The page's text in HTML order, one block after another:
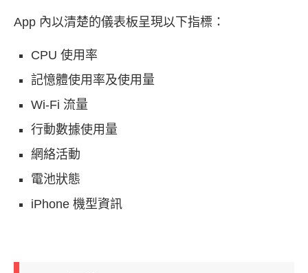
App 內以清楚的儀表板呈現以下指標：
CPU 使用率
記憶體使用率及使用量
Wi-Fi 流量
行動數據使用量
網絡活動
電池狀態
iPhone 機型資訊